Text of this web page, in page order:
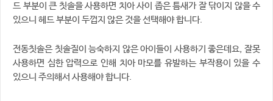
드 부분이 큰 칫솔을 사용하면 치아 사이 좁은 틈새가 잘 닦이지 않을 수
있으니 헤드 부분이 두껍지 않은 것을 선택해야 합니다.
전동칫솔은 칫솔질이 능숙하지 않은 아이들이 사용하기 좋은데요, 잘못
사용하면 심한 압력으로 인해 치아 마모를 유발하는 부작용이 있을 수
있으니 주의해서 사용해야 합니다.